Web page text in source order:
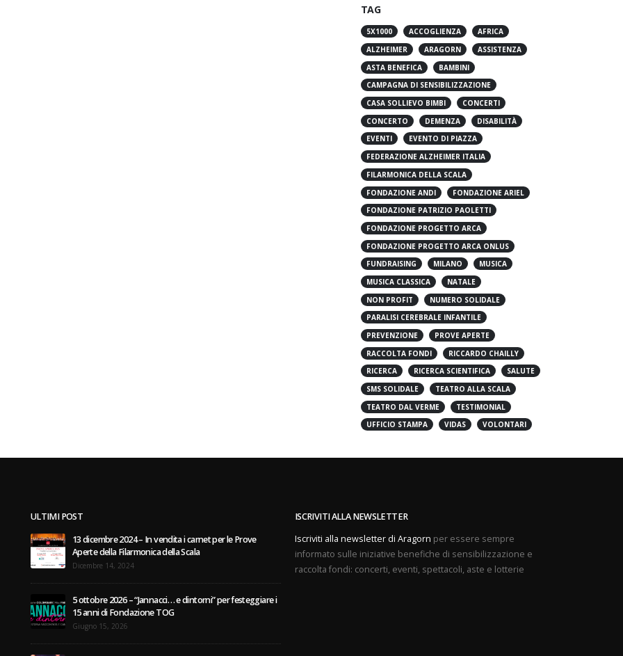
TAG
5X1000 ACCOGLIENZA
AFRICA
ALZHEIMER
ARAGORN
ASTA BENEFICA
BAMBINI
CAMPAGNA DI SENSIBILIZZAZIONE
CASA SOLLIEVO BIMBI
CONCERTI
CONCERTO
DEMENZA
DISABILITÀ
EVENTI
EVENTO DI PIAZZA
FEDERAZIONE ALZHEIMER ITALIA
FILARMONICA DELLA SCALA
FONDAZIONE ANDI
FONDAZIONE ARIEL
FONDAZIONE PATRIZIO PAOLETTI
FONDAZIONE PROGETTO ARCA
FONDAZIONE PROGETTO ARCA ONLUS
FUNDRAISING
MILANO
MUSICA
MUSICA CLASSICA
NATALE
NON PROFIT
NUMERO SOLIDALE
PARALISI CEREBRALE INFANTILE
PREVENZIONE
PROVE APERTE
RACCOLTA FONDI
RICCARDO CHAILLY
RICERCA
RICERCA SCIENTIFICA
SALUTE
SMS SOLIDALE
TEATRO ALLA SCALA
TEATRO DAL VERME
TESTIMONIAL
ULTIMI POST
13 dicembre 2024 – In vendita i carnet per le Prove
Aperte della Filarmonica della Scala
Dicembre 14, 2024
5 ottobre 2026 – “Jannacci… e dintorni” per festeggiare i
15 anni di Fondazione TOG
Giugno 15, 2026
Iscriviti alla newsletter di Aragornper essere sempre
informato sulle iniziative benefiche di sensibilizzazione e